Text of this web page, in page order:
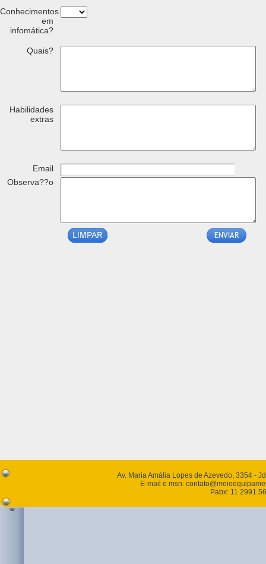
Conhecimentos
em
infomática?
Quais?
Habilidades
extras
Email
Observa??o
Av. Maria Amália Lopes de Azevedo, 3354 -
E-mail e msn:
Pabx: 11